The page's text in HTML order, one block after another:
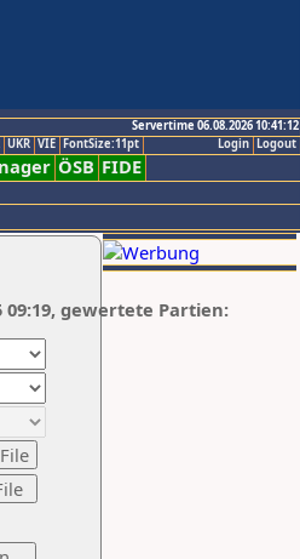
Servertime 06.08.2026 10:41:12
Logout
Login
UKR VIE FontSize:11pt
ÖSB FIDE
09:19, gewertete Partien: